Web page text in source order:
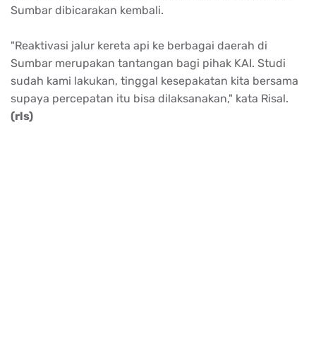
Sumbar dibicarakan kembali.
"Reaktivasi jalur kereta api ke berbagai daerah di
Sumbar merupakan tantangan bagi pihak KAI. Studi
sudah kami lakukan, tinggal kesepakatan kita bersama
supaya percepatan itu bisa dilaksanakan," kata Risal.
(rls)